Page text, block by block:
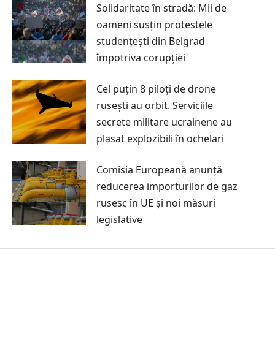
Solidaritate în stradă: Mii de
oameni susțin protestele
studențești din Belgrad
împotriva corupției
Cel puțin 8 piloți de drone
rusești au orbit. Serviciile
secrete militare ucrainene au
plasat explozibili în ochelari
Comisia Europeană anunță
reducerea importurilor de gaz
rusesc în UE și noi măsuri
legislative